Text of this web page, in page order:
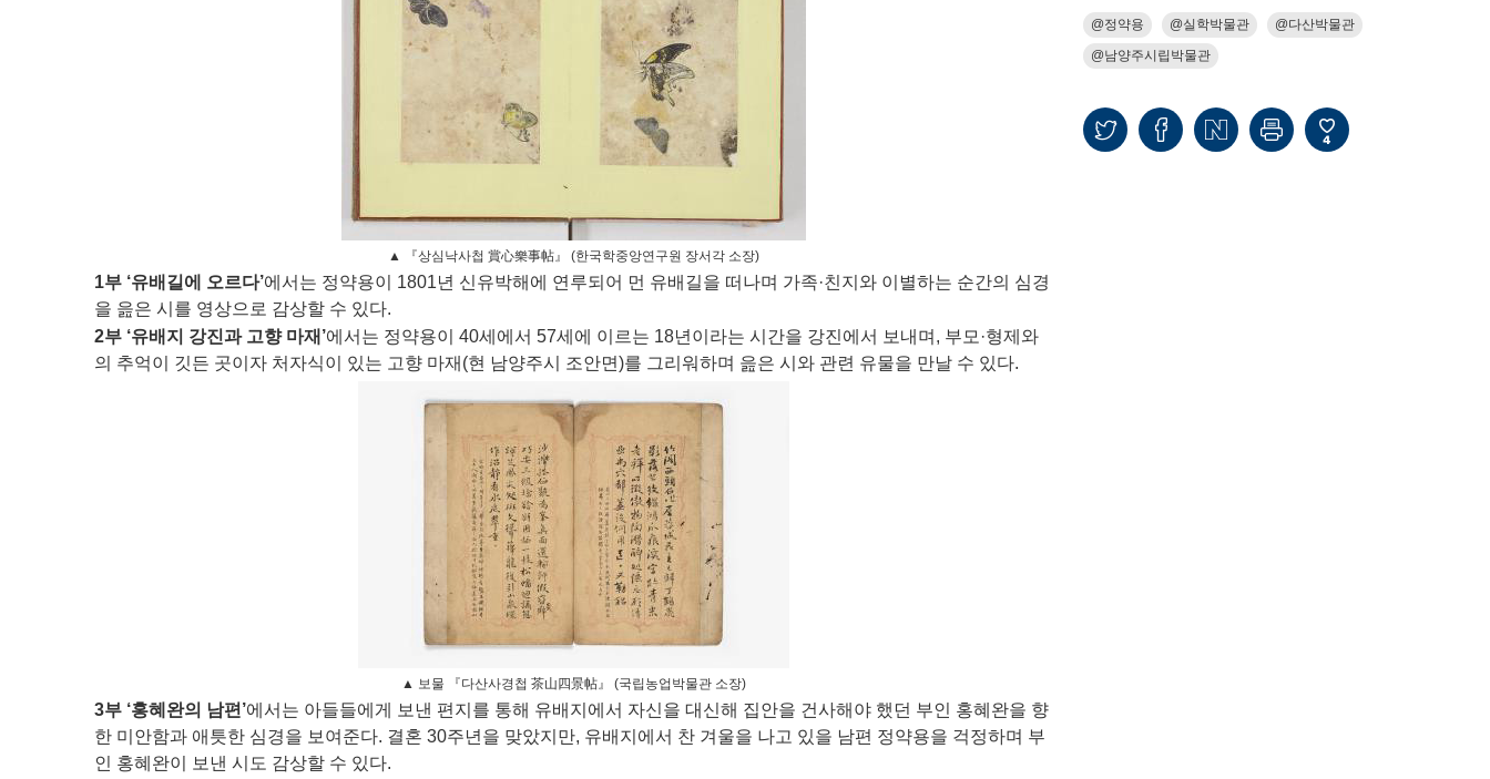
▲ 『상심낙사첩 賞心樂事帖』 (한국학중앙연구원 장서각 소장)
1부 ‘유배길에 오르다’에서는 정약용이 1801년 신유박해에 연루되어 먼 유배길을 떠나며 가족·친지와 이별하는 순간의 심경
을 읊은 시를 영상으로 감상할 수 있다.
2부 ‘유배지 강진과 고향 마재’에서는 정약용이 40세에서 57세에 이르는 18년이라는 시간을 강진에서 보내며, 부모·형제와
의 추억이 깃든 곳이자 처자식이 있는 고향 마재(현 남양주시 조안면)를 그리워하며 읊은 시와 관련 유물을 만날 수 있다.
▲ 보물 『다산사경첩 茶山四景帖』 (국립농업박물관 소장)
3부 ‘홍혜완의 남편’에서는 아들들에게 보낸 편지를 통해 유배지에서 자신을 대신해 집안을 건사해야 했던 부인 홍혜완을 향
한 미안함과 애틋한 심경을 보여준다. 결혼 30주년을 맞았지만, 유배지에서 찬 겨울을 나고 있을 남편 정약용을 걱정하며 부
인 홍혜완이 보낸 시도 감상할 수 있다.
정약용 실학박물관
다산박물관
남양주시립박물관
4